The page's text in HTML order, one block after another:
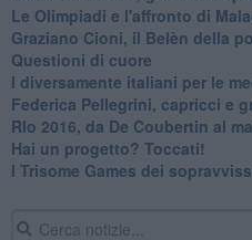
Le Olimpiadi e l'affronto di
Graziano Cioni, il Belèn della
Questioni di cuore
I diversamente italiani per le
Federica Pellegrini, capricci e
RIo 2016, da De Coubertin al
​Hai un progetto? Toccati!
​I Trisome Games dei